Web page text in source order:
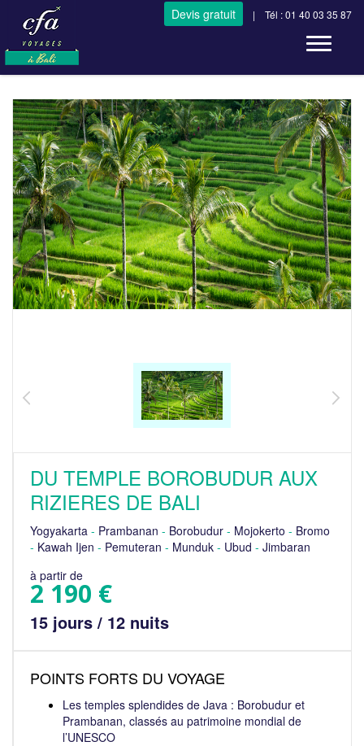
Devis gratuit | Tél : 01 40 03 35 87
Toggle
DU TEMPLE BOROBUDUR AUX
RIZIERES DE BALI
Yogyakarta - Prambanan - Borobudur - Mojokerto - Bromo
- Kawah Ijen - Pemuteran - Munduk - Ubud - Jimbaran
à partir de
2 190 €
15 jours / 12 nuits
POINTS FORTS DU VOYAGE
Les temples splendides de Java : Borobudur et
Prambanan, classés au patrimoine mondial de
l’UNESCO